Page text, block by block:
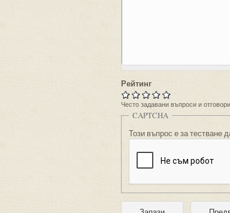
Рейтинг
Често задавани въпроси и отговори
CAPTCHA
Този въпрос е за тестване